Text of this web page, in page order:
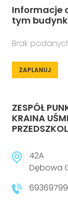
Informacje
tym
Brak
ZAPLANUJ
ZESPÓŁ
KRAINA
42A
Dębowa